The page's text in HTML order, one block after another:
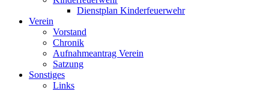
Dienstplan Kinderfeuerwehr
Verein
Vorstand
Chronik
Aufnahmeantrag Verein
Satzung
Sonstiges
Links